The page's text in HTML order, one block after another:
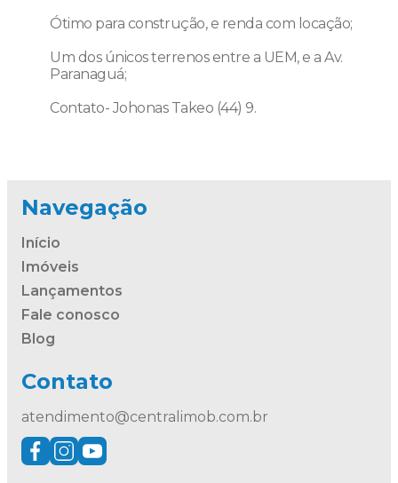
Ótimo para construção, e renda com locação;
Um dos únicos terrenos entre a UEM, e a Av.
Paranaguá;
Contato- Johonas Takeo (44) 9.
Navegação
Início
Imóveis
Lançamentos
Fale conosco
Blog
Contato
atendimento@centralimob.com.br